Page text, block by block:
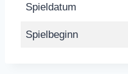
Spieldatum
Spielbeginn